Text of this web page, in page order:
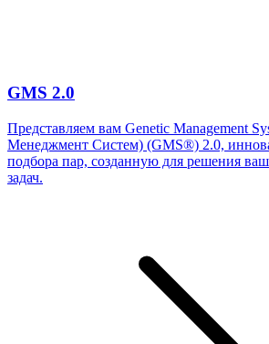
GMS 2.0
Представляем вам Genetic Management
Менеджмент Систем) (GMS®) 2.0,
подбора пар, созданную для решения
задач.